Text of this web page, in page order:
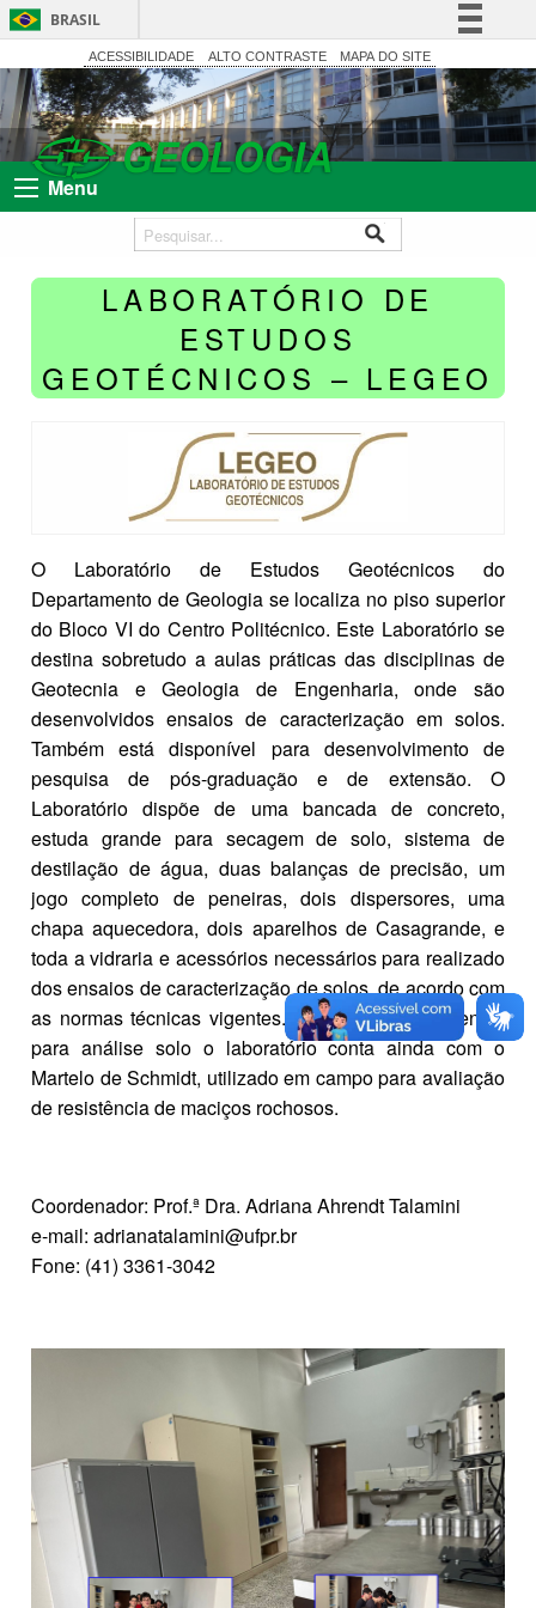
BRASIL
Simplifique!
Comunica BR
Participe
Acesso à informação
Canais
ACESSIBILIDADE ALTO CONTRASTE MAPA DO SITE
Menu
LABORATÓRIO DE
ESTUDOS
GEOTÉCNICOS – LEGEO
O Laboratório de Estudos Geotécnicos do
Departamento de Geologia se localiza no piso superior
do Bloco VI do Centro Politécnico. Este Laboratório se
destina sobretudo a aulas práticas das disciplinas de
Geotecnia e Geologia de Engenharia, onde são
desenvolvidos ensaios de caracterização em solos.
Também está disponível para desenvolvimento de
pesquisa de pós-graduação e de extensão. O
Laboratório dispõe de uma bancada de concreto,
estuda grande para secagem de solo, sistema de
destilação de água, duas balanças de precisão, um
jogo completo de peneiras, dois dispersores, uma
chapa aquecedora, dois aparelhos de Casagrande, e
toda a vidraria e acessórios necessários para realizado
dos ensaios de caracterização de solos, de acordo com
as normas técnicas vigentes. Além dos equipamentos
para análise solo o laboratório conta ainda com o
Martelo de Schmidt, utilizado em campo para avaliação
de resistência de maciços rochosos.
Coordenador: Prof.ª Dra. Adriana Ahrendt Talamini
e-mail: adrianatalamini@ufpr.br
Fone: (41) 3361-3042